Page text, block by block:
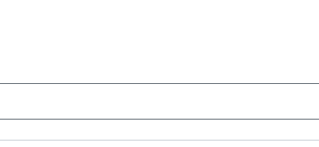
A +B(sv-SE)